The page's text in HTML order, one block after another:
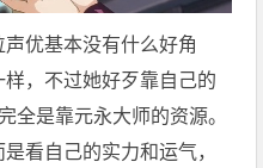
优基本没有什么好角
，不过她好歹靠自己的
全是靠元永大师的资源。
看自己的实力和运气，